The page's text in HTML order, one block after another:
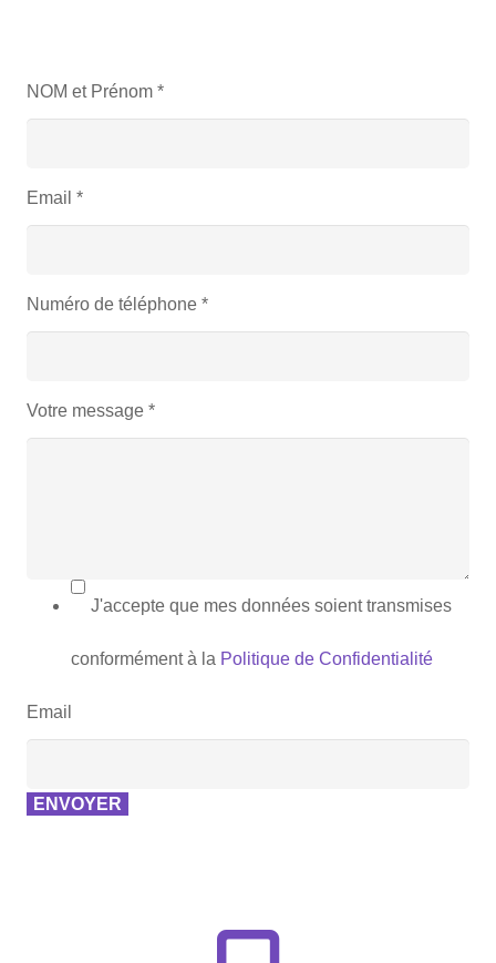
NOM et Prénom *
Email *
Numéro de téléphone *
Votre message *
J'accepte que mes données soient transmises
conformément à la Politique de Confidentialité
Email
ENVOYER